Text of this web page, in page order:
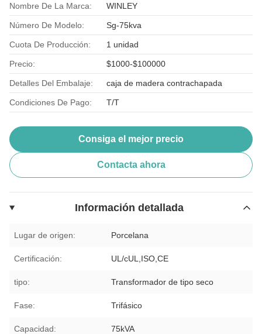
Nombre De La Marca: WINLEY
Número De Modelo: Sg-75kva
Cuota De Producción: 1 unidad
Precio: $1000-$100000
Detalles Del Embalaje: caja de madera contrachapada
Condiciones De Pago: T/T
Consiga el mejor precio
Contacta ahora
Información detallada
Lugar de origen: Porcelana
Certificación: UL/cUL,ISO,CE
tipo: Transformador de tipo seco
Fase: Trifásico
Capacidad: 75kVA